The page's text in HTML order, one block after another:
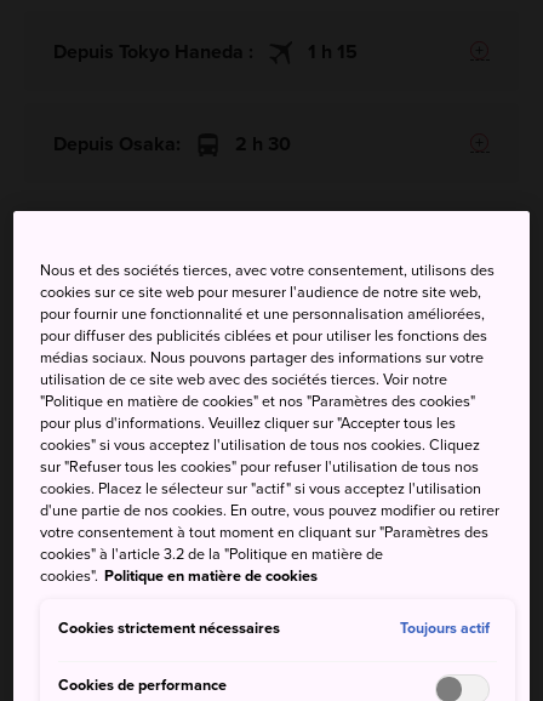
Depuis Tokyo Haneda : 1 h 15
Depuis Osaka: 2 h 30
Nous et des sociétés tierces, avec votre consentement, utilisons des
cookies sur ce site web pour mesurer l'audience de notre site web,
pour fournir une fonctionnalité et une personnalisation améliorées,
pour diffuser des publicités ciblées et pour utiliser les fonctions des
médias sociaux. Nous pouvons partager des informations sur votre
utilisation de ce site web avec des sociétés tierces. Voir notre
"Politique en matière de cookies" et nos "Paramètres des cookies"
pour plus d'informations. Veuillez cliquer sur "Accepter tous les
cookies" si vous acceptez l'utilisation de tous nos cookies. Cliquez
sur "Refuser tous les cookies" pour refuser l'utilisation de tous nos
cookies. Placez le sélecteur sur "actif" si vous acceptez l'utilisation
d'une partie de nos cookies. En outre, vous pouvez modifier ou retirer
votre consentement à tout moment en cliquant sur "Paramètres des
cookies" à l'article 3.2 de la "Politique en matière de
cookies". Politique en matière de cookies
Cookies strictement nécessaires Toujours actif
Cookies de performance